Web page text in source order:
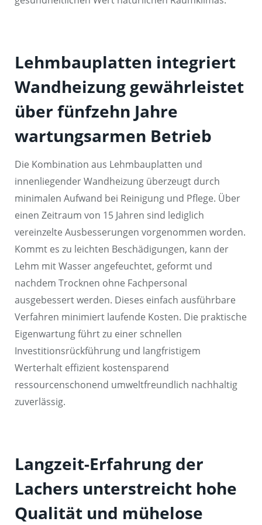
Lehmbauplatten integriert
Wandheizung gewährleistet
über fünfzehn Jahre
wartungsarmen Betrieb
Die Kombination aus Lehmbauplatten und
innenliegender Wandheizung überzeugt durch
minimalen Aufwand bei Reinigung und Pflege. Über
einen Zeitraum von 15 Jahren sind lediglich
vereinzelte Ausbesserungen vorgenommen worden.
Kommt es zu leichten Beschädigungen, kann der
Lehm mit Wasser angefeuchtet, geformt und
nachdem Trocknen ohne Fachpersonal
ausgebessert werden. Dieses einfach ausführbare
Verfahren minimiert laufende Kosten. Die praktische
Eigenwartung führt zu einer schnellen
Investitionsrückführung und langfristigem
Werterhalt effizient kostensparend
ressourcenschonend umweltfreundlich nachhaltig
zuverlässig.
Langzeit-Erfahrung der
Lachers unterstreicht hohe
Qualität und mühelose